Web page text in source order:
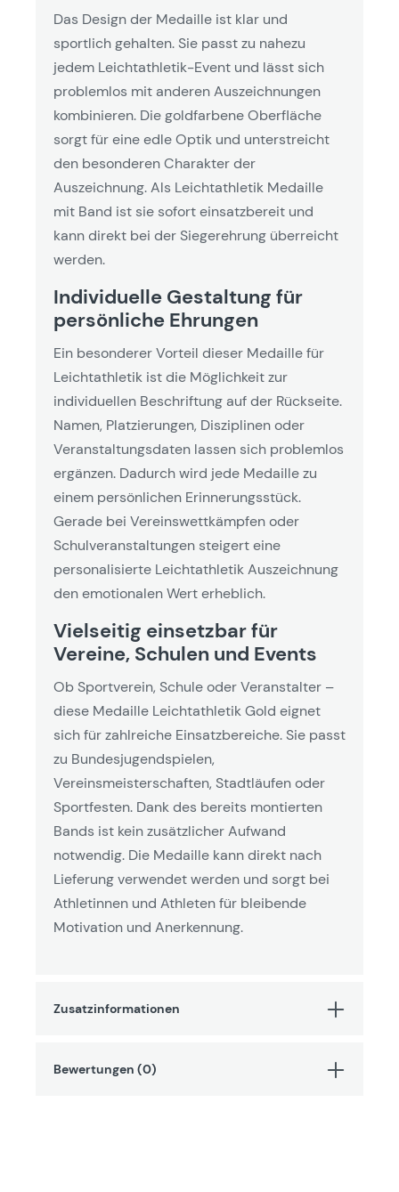
Das Design der Medaille ist klar und
sportlich gehalten. Sie passt zu nahezu
jedem Leichtathletik-Event und lässt sich
problemlos mit anderen Auszeichnungen
kombinieren. Die goldfarbene Oberfläche
sorgt für eine edle Optik und unterstreicht
den besonderen Charakter der
Auszeichnung. Als Leichtathletik Medaille
mit Band ist sie sofort einsatzbereit und
kann direkt bei der Siegerehrung überreicht
werden.
Individuelle Gestaltung für
persönliche Ehrungen
Ein besonderer Vorteil dieser Medaille für
Leichtathletik ist die Möglichkeit zur
individuellen Beschriftung auf der Rückseite.
Namen, Platzierungen, Disziplinen oder
Veranstaltungsdaten lassen sich problemlos
ergänzen. Dadurch wird jede Medaille zu
einem persönlichen Erinnerungsstück.
Gerade bei Vereinswettkämpfen oder
Schulveranstaltungen steigert eine
personalisierte Leichtathletik Auszeichnung
den emotionalen Wert erheblich.
Vielseitig einsetzbar für
Vereine, Schulen und Events
Ob Sportverein, Schule oder Veranstalter –
diese Medaille Leichtathletik Gold eignet
sich für zahlreiche Einsatzbereiche. Sie passt
zu Bundesjugendspielen,
Vereinsmeisterschaften, Stadtläufen oder
Sportfesten. Dank des bereits montierten
Bands ist kein zusätzlicher Aufwand
notwendig. Die Medaille kann direkt nach
Lieferung verwendet werden und sorgt bei
Athletinnen und Athleten für bleibende
Motivation und Anerkennung.
Zusatzinformationen
Bewertungen (0)